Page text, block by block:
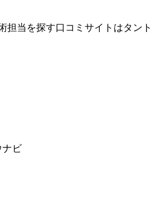
担当を探す口コミサイトはタント
ナビ